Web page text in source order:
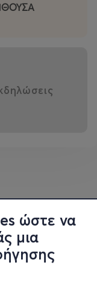
ώστε να
μια